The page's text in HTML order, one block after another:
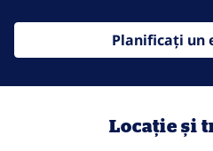
Planificați un
Locație și